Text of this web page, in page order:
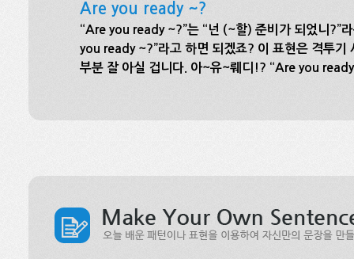
Are you ready ~?
“Are you ready ~?”는 “넌 (~할) 준비가 되었니?”
you ready ~?”라고 하면 되겠죠? 이 표현은 격투기
부분 잘 아실 겁니다. 아~유~뤠디!? “Are you